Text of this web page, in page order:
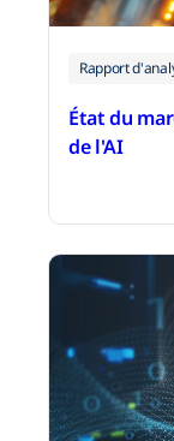
Rapport
État du
de l'AI
5 novembre